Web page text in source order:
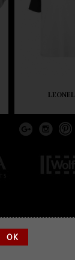
LEONEL
OK